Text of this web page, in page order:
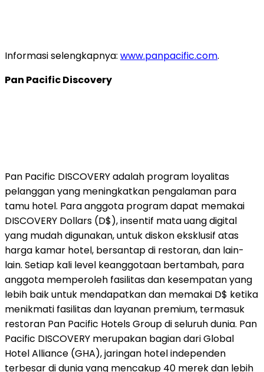
Informasi selengkapnya: www.panpacific.com.
Pan Pacific Discovery
Pan Pacific DISCOVERY adalah program loyalitas
pelanggan yang meningkatkan pengalaman para
tamu hotel. Para anggota program dapat memakai
DISCOVERY Dollars (D$), insentif mata uang digital
yang mudah digunakan, untuk diskon eksklusif atas
harga kamar hotel, bersantap di restoran, dan lain-
lain. Setiap kali level keanggotaan bertambah, para
anggota memperoleh fasilitas dan kesempatan yang
lebih baik untuk mendapatkan dan memakai D$ ketika
menikmati fasilitas dan layanan premium, termasuk
restoran Pan Pacific Hotels Group di seluruh dunia. Pan
Pacific DISCOVERY merupakan bagian dari Global
Hotel Alliance (GHA), jaringan hotel independen
terbesar di dunia yang mencakup 40 merek dan lebih